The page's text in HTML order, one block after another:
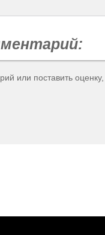
или поставить